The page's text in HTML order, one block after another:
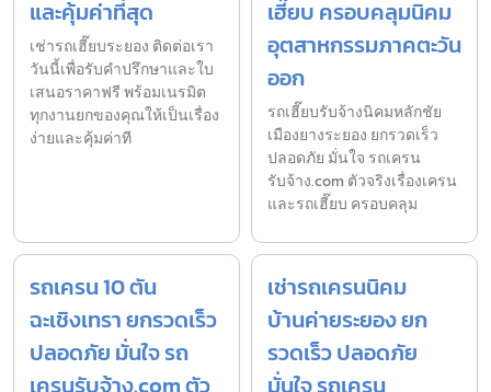
และคุ้มค่าที่สุด
เช่ารถเฮี๊ยบระยอง ติดต่อเรา
วันนี้เพื่อรับคำปรึกษาและใบ
เสนอราคาฟรี พร้อมเนรมิต
ทุกงานยกของคุณให้เป็นเรื่อง
ง่ายและคุ้มค่าที
เฮี๊ยบ ครอบคลุมนิคม
อุตสาหกรรมภาคตะวัน
ออก
รถเฮี๊ยบรับจ้างนิคมหลักชัย
เมืองยางระยอง ยกรวดเร็ว
ปลอดภัย มั่นใจ รถเครน
รับจ้าง.com ตัวจริงเรื่องเครน
และรถเฮี๊ยบ ครอบคลุม
รถเครน 10 ตัน
ฉะเชิงเทรา ยกรวดเร็ว
ปลอดภัย มั่นใจ รถ
เครนรับจ้าง.com ตัว
เช่ารถเครนนิคม
บ้านค่ายระยอง ยก
รวดเร็ว ปลอดภัย
มั่นใจ รถเครน